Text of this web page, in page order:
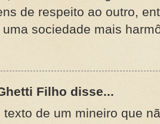
de respeito ao outro,
uma sociedade mais
Filho disse...
texto de um mineiro que